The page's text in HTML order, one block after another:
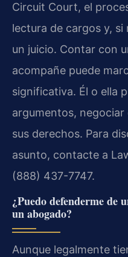
Circuit Court, el
lectura de cargos y, si
un juicio. Contar con
acompañe puede
significativa. Él o ella
argumentos,
sus derechos. Para
asunto, contacte a
(888) 437-7747.
¿Puedo defenderme de
un abogado?
Aunque legalmente